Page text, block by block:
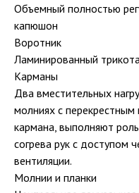
Объемный полностью
капюшон
Воротник
Ламинированный
Карманы
Два вместительных
молниях c
кармана, выполняют
согрева рук с доступом
вентиляции.
Молнии и планки